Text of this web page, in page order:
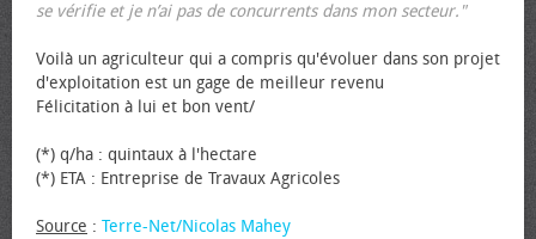
se vérifie et je n’ai pas de concurrents dans mon secteur."
Voilà un agriculteur qui a compris qu'évoluer dans son projet
d'exploitation est un gage de meilleur revenu
Félicitation à lui et bon vent/
(*) q/ha : quintaux à l'hectare
(*) ETA : Entreprise de Travaux Agricoles
Source : Terre-Net/Nicolas Mahey